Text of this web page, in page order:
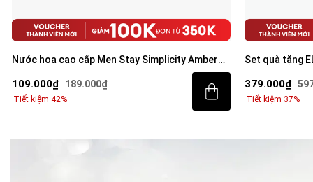
Nước hoa cao cấp Men Stay Simplicity Amber
Ember/Iron Moss/Depth Veins Eau De Parfum
9ml
109.000₫ 189.000₫
Tiết kiệm 42%
Set quà tặng
379.000₫
Tiết kiệm 37%